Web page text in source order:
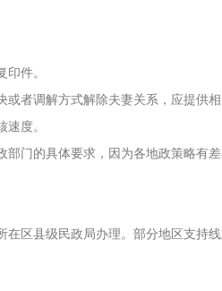
件。
者调解方式解除夫妻关系，应提供相
度。
门的具体要求，因为各地政策略有差
区县级民政局办理。部分地区支持